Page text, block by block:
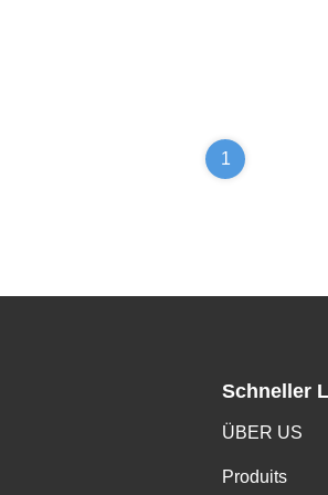
1
Schneller
ÜBER US
Produits